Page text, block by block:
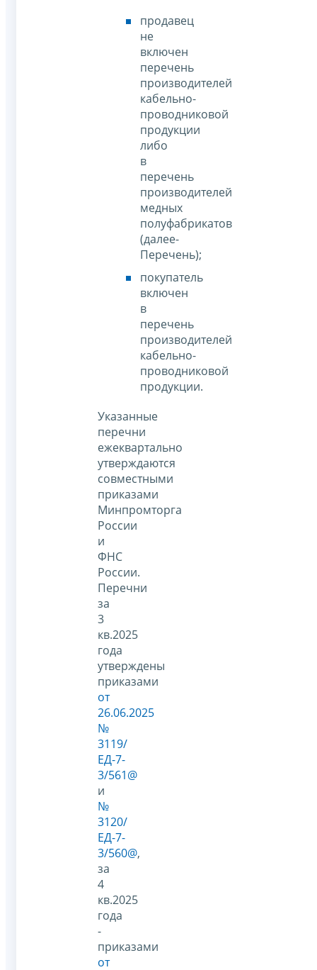
продавец
не
включен
перечень
производителей
кабельно-
проводниковой
продукции
либо
в
перечень
производителей
медных
полуфабрикатов
(далее-
Перечень);
покупатель
включен
в
перечень
производителей
кабельно-
проводниковой
продукции.
Указанные
перечни
ежеквартально
утверждаются
совместными
приказами
Минпромторга
России
и
ФНС
России.
Перечни
за
3
кв.2025
года
утверждены
приказами
от
26.06.2025
№
3119/
ЕД-7-
3/561@
и
№
3120/
ЕД-7-
3/560@,
за
4
кв.2025
года
-
приказами
от